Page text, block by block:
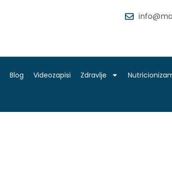
Blog Videozapisi Zdravlje